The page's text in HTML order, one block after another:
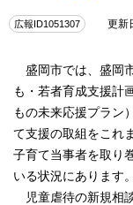
広報ID1051307 更新
盛岡市では、盛岡
も・若者育成支援計
もの未来応援プラン
て支援の取組をこれ
子育て当事者を取り
いる状況にあります。
児童虐待の新規相